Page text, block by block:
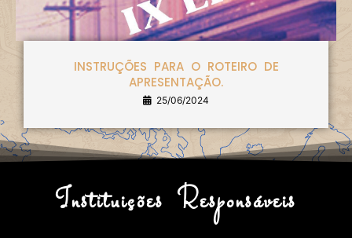
INSTRUÇÕES PARA O ROTEIRO DE
APRESENTAÇÃO.
25/06/2024
Instituições Responsáveis